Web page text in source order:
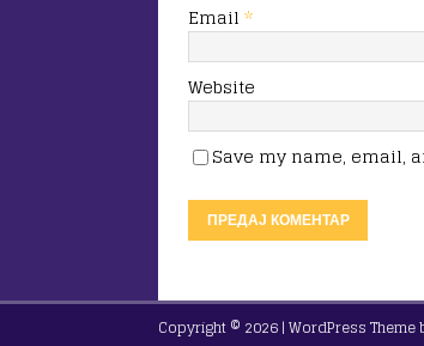
Email *
Website
Save my name, email,
Copyright © 2026 | WordPress Theme